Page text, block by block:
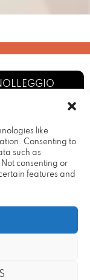
like
Consenting to
such as
consenting or
features and